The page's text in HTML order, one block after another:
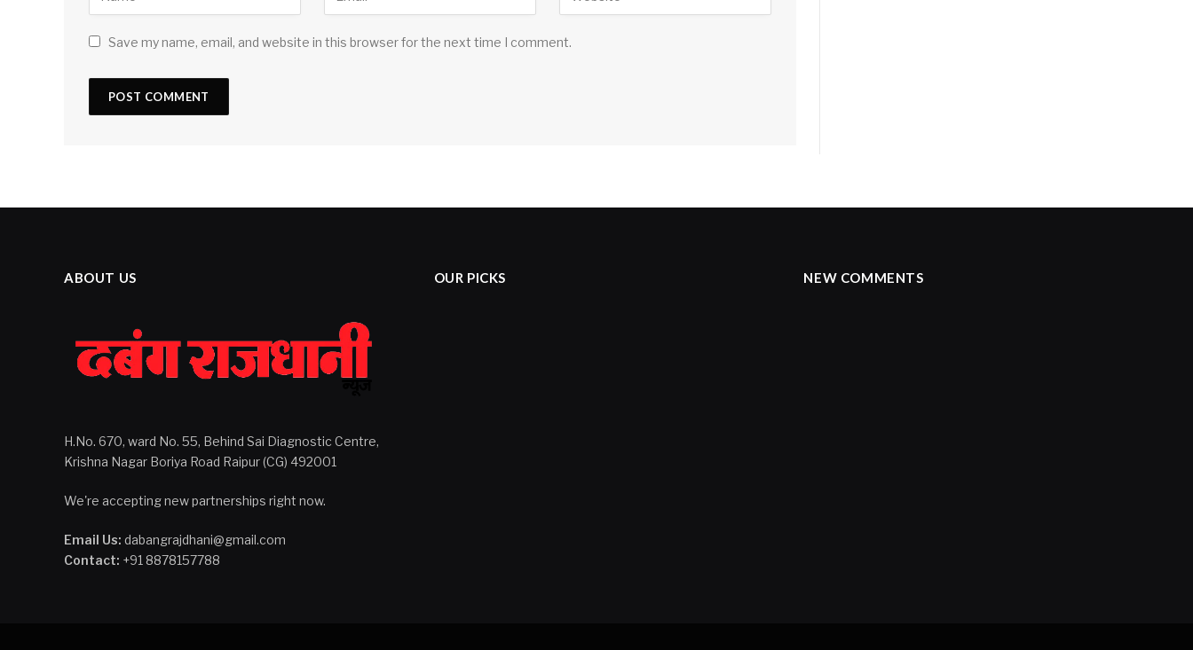
Save my name, email, and website in this browser for the next time I comment.
ABOUT US
H.No. 670, ward No. 55, Behind Sai Diagnostic Centre,
Krishna Nagar Boriya Road Raipur (CG) 492001
We're accepting new partnerships right now.
Email Us: dabangrajdhani@gmail.com
Contact: +91 8878157788
OUR PICKS NEW COMMENTS